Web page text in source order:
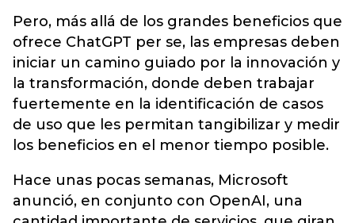
Pero, más allá de los grandes beneficios que
ofrece ChatGPT per se, las empresas deben
iniciar un camino guiado por la innovación y
la transformación, donde deben trabajar
fuertemente en la identificación de casos
de uso que les permitan tangibilizar y medir
los beneficios en el menor tiempo posible.
Hace unas pocas semanas, Microsoft
anunció, en conjunto con OpenAI, una